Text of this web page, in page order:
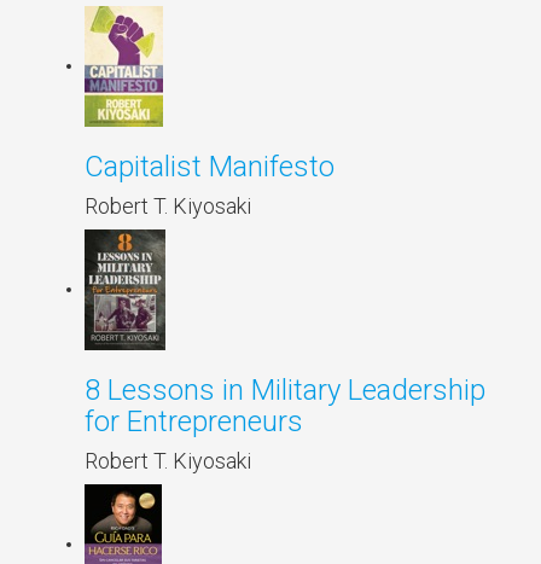
Capitalist Manifesto
Robert T. Kiyosaki
8 Lessons in Military Leadership
for Entrepreneurs
Robert T. Kiyosaki